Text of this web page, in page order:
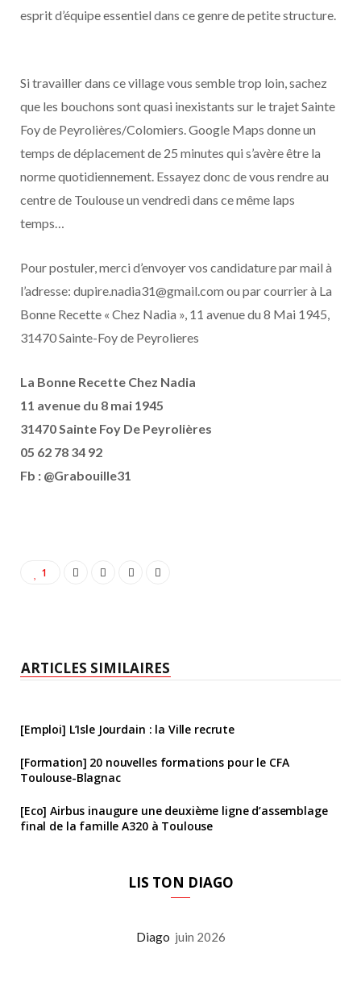
esprit d’équipe essentiel dans ce genre de petite structure.
Si travailler dans ce village vous semble trop loin, sachez
que les bouchons sont quasi inexistants sur le trajet Sainte
Foy de Peyrolières/Colomiers. Google Maps donne un
temps de déplacement de 25 minutes qui s’avère être la
norme quotidiennement. Essayez donc de vous rendre au
centre de Toulouse un vendredi dans ce même laps
temps…
Pour postuler, merci d’envoyer vos candidature par mail à
l’adresse: dupire.nadia31@gmail.com ou par courrier à La
Bonne Recette « Chez Nadia », 11 avenue du 8 Mai 1945,
31470 Sainte-Foy de Peyrolieres
La Bonne Recette Chez Nadia
11 avenue du 8 mai 1945
31470 Sainte Foy De Peyrolières
05 62 78 34 92
Fb : @Grabouille31
1
ARTICLES SIMILAIRES
[Emploi] L’Isle Jourdain : la Ville recrute
[Formation] 20 nouvelles formations pour le CFA
Toulouse-Blagnac
[Eco] Airbus inaugure une deuxième ligne d’assemblage
final de la famille A320 à Toulouse
LIS TON DIAGO
Diago juin 2026